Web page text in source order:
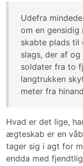
Udefra
om en gensidig
skabte plads til
slags, der af
soldater fra to
langtrukken
meter fra
Hvad er det lige,
ægteskab er en
tager sig i agt for
endda med